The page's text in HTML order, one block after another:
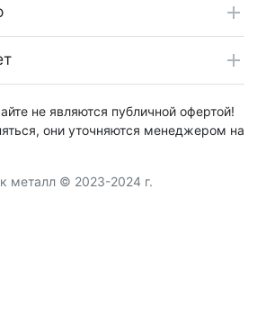
не являются публичной офертой!
они уточняются менеджером на
металл © 2023-2024 г.